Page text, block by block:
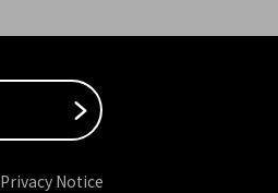
Privacy Notice